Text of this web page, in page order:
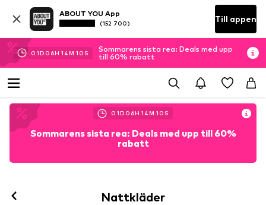
ABOUT YOU App
(152 700) Till appen
01D 06H 14M 08 S
Sommarens sista rea: Deals med upp
till 60% rabatt
01D 06H 14M 08 S
Sommarens sista rea: Deals med upp till 60%
rabatt
Nattkläder